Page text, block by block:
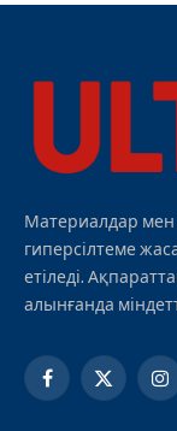
Материалдар мен
гиперсілтеме
етіледі.
алынғанда
Facebook
X